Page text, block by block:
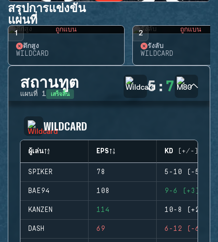
สรุปการแข่งขัน
แผนที่
1 ถูกแบน
ตึกสูง
WILDCARD
2 ถูกแบน
รังลับ
WILDCARD
สถานทูต
แผนที่ 1 เสร็จสิ้น 5 : 7
WILDCARD
ผู้เล่น EPS KD (+/-)
SPIKER 78 5-10 (-5)
BAE94 108 9-6 (+3)
KANZEN 114 10-8 (+2)
DASH 69 6-12 (-6)